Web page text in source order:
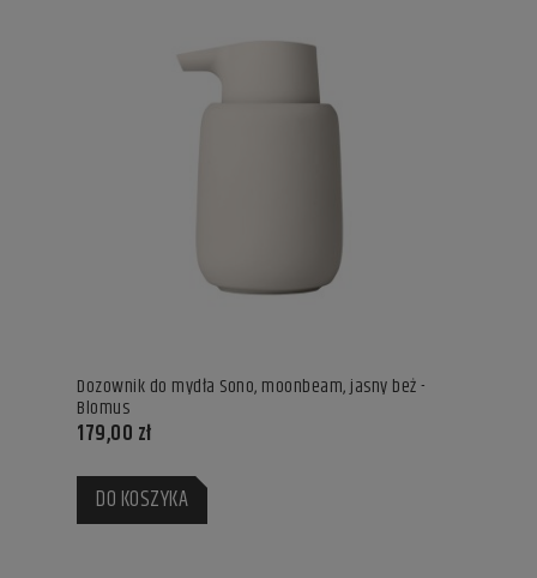
Dozownik do mydła Sono, moonbeam, jasny beż -
Blomus
179,00 zł
DO KOSZYKA